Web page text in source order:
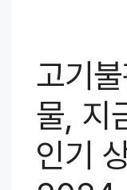
고기
물, 지
인기